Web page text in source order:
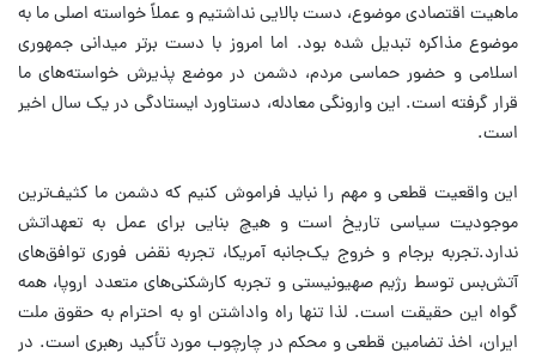
ماهیت اقتصادی موضوع، دست بالایی نداشتیم و عملاً خواسته اصلی ما به
موضوع مذاکره تبدیل شده بود. اما امروز با دست برتر میدانی جمهوری
اسلامی و حضور حماسی مردم، دشمن در موضع پذیرش خواسته‌های ما
قرار گرفته است. این وارونگی معادله، دستاورد ایستادگی در یک سال اخیر
است.
این واقعیت قطعی و ‌مهم را نباید فراموش کنیم که دشمن ما کثیف‌ترین
موجودیت سیاسی تاریخ است و هیچ بنایی برای عمل به تعهداتش
ندارد.تجربه برجام و خروج یک‌جانبه آمریکا، تجربه نقض فوری توافق‌های
آتش‌بس توسط رژیم صهیونیستی و تجربه کارشکنی‌های متعدد اروپا، همه
گواه این حقیقت است. لذا تنها راه واداشتن او به احترام به حقوق ملت
ایران، اخذ تضامین قطعی و محکم در چارچوب مورد تأکید رهبری است. در